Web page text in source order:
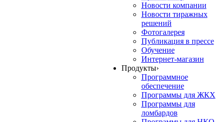
Новости компании
Новости тиражных
решений
Фотогалерея
Публикация в прессе
Обучение
Интернет-магазин
Продукты›
Программное
обеспечение
Программы для ЖКХ
Программы для
ломбардов